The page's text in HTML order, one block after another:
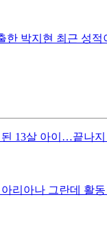
한 박지현 최근 성적
13살 아이…끝나
리아나 그란데 활